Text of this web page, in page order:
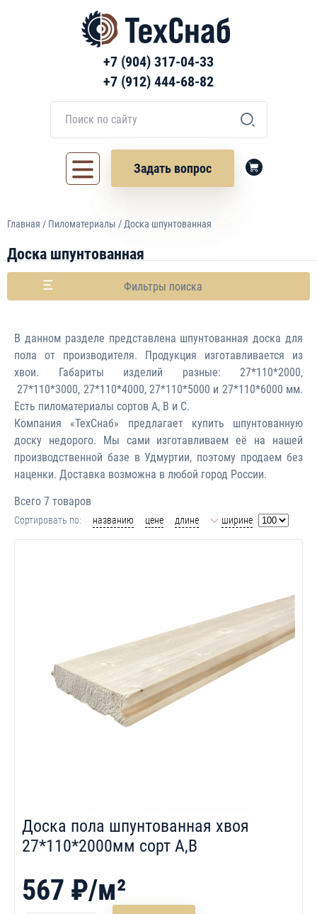
+7 (904) 317-04-33
+7 (912) 444-68-82
Задать вопрос
Главная / Пиломатериалы / Доска шпунтованная
Доска шпунтованная
Фильтры поиска
В данном разделе представлена шпунтованная доска для
пола от производителя. Продукция изготавливается из
хвои. Габариты изделий разные: 27*110*2000,
27*110*3000, 27*110*4000, 27*110*5000 и 27*110*6000 мм.
Есть пиломатериалы сортов A, B и C.
Компания «ТехСнаб» предлагает купить шпунтованную
доску недорого. Мы сами изготавливаем её на нашей
производственной базе в Удмуртии, поэтому продаем без
наценки. Доставка возможна в любой город России.
Всего 7 товаров
Сортировать по: названию цене длине ширине
Доска пола шпунтованная хвоя
27*110*2000мм сорт A,B
567 ₽/м²